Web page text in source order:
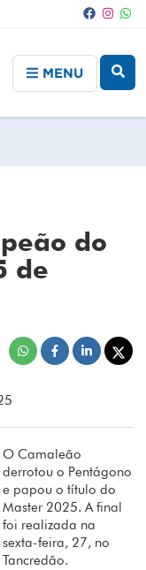
MENU
do
de
O Camaleão
derrotou o Pentágono
e papou o título do
Master 2025. A final
foi realizada na
sexta-feira, 27, no
Tancredão.